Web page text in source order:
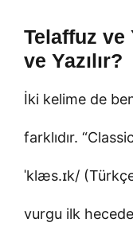
Telaffuz ve
ve Yazılır?
İki kelime de
farklıdır.
ˈklæs.ɪk/
vurgu ilk